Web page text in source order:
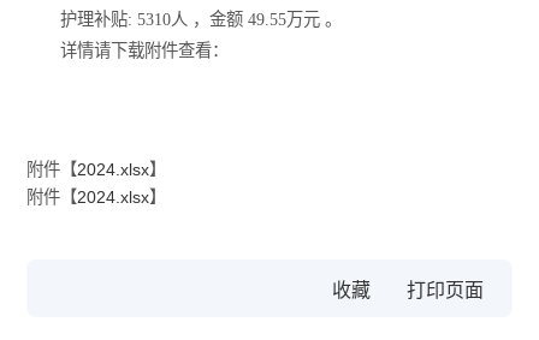
护理补贴: 5310人 ，金额 49.55万元 。
详情请下载附件查看：
附件【2024.xlsx】
附件【2024.xlsx】
收藏